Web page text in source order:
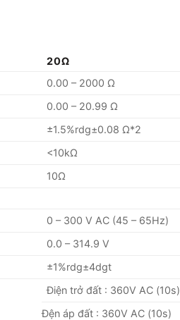
20Ω
0.00 – 2000 Ω
0.00 – 20.99 Ω
±1.5%rdg±0.08 Ω*2
<10kΩ
10Ω
0 – 300 V AC (45 – 65Hz)
0.0 – 314.9 V
±1%rdg±4dgt
Điện trở đất : 360V AC (10s)
Đện áp đất : 360V AC (10s)